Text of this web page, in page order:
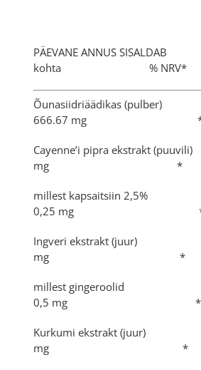
PÄEVANE ANNUS
kohta % NRV*
Õunasiidriäädikas
666.67 mg
Cayenne’i pipra
mg *
millest
0,25 mg
Ingveri ekstrakt
mg *
millest
0,5 mg *
Kurkumi
mg *